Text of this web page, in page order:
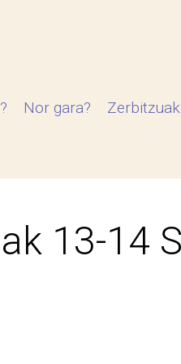
Nor gara? Zerbitzuak
13-14